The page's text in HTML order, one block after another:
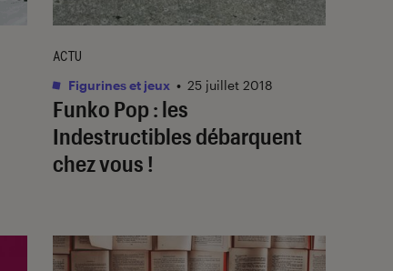
Funko Pop : les
Indestructibles débarquent
chez vous !
ACTU
Figurines et jeux • 25 juillet 2018